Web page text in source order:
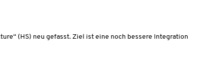
(HS) neu gefasst. Ziel ist eine noch bessere Integration